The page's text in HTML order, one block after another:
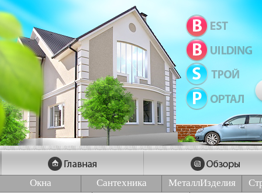
Окна Сантехника МеталлИзделия